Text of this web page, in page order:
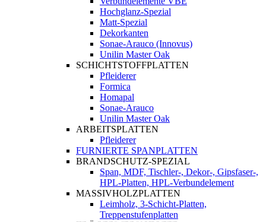
Hochglanz-Spezial
Matt-Spezial
Dekorkanten
Sonae-Arauco (Innovus)
Unilin Master Oak
SCHICHTSTOFFPLATTEN
Pfleiderer
Formica
Homapal
Sonae-Arauco
Unilin Master Oak
ARBEITSPLATTEN
Pfleiderer
FURNIERTE SPANPLATTEN
BRANDSCHUTZ-SPEZIAL
Span, MDF, Tischler-, Dekor-, Gipsfaser-,
HPL-Platten, HPL-Verbundelement
MASSIVHOLZPLATTEN
Leimholz, 3-Schicht-Platten,
Treppenstufenplatten